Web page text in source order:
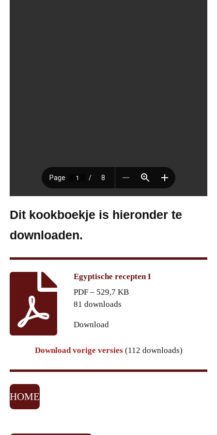
Dit kookboekje is hieronder te
downloaden.
Egyptische recepten I
PDF – 529,7 KB
81 downloads
Download
Download vorige versies (112 downloads)
HOME